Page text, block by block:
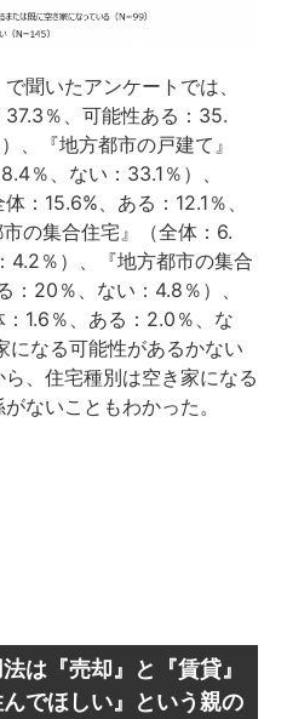
聞いたアンケートでは、
37.3％、可能性ある：35.
、『地方都市の戸建て』
％、ない：33.1％）、
：15.6%、ある：12.1％、
の集合住宅』（全体：6.
4.2％）、『地方都市の集合
：20％、ない：4.8％）、
：1.6％、ある：2.0％、な
になる可能性があるかない
、住宅種別は空き家になる
ないこともわかった。
は『売却』と『賃貸』
でほしい』という親の